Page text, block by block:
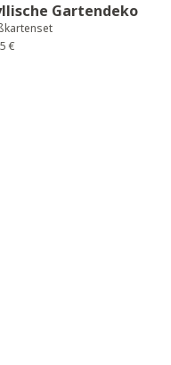
Gartendeko
€